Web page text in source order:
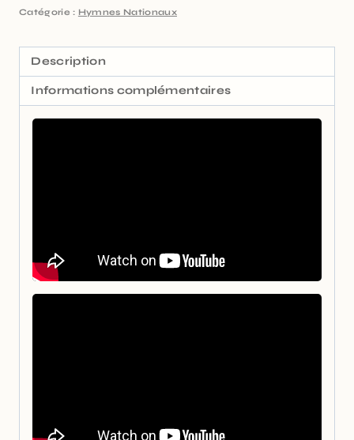
Catégorie : Hymnes Nationaux
Description
Informations complémentaires